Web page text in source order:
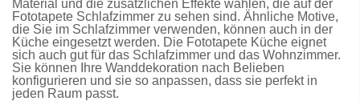
Material und die zusätzlichen Effekte wählen, die auf der
Fototapete Schlafzimmer zu sehen sind. Ähnliche Motive,
die Sie im Schlafzimmer verwenden, können auch in der
Küche eingesetzt werden. Die Fototapete Küche eignet
sich auch gut für das Schlafzimmer und das Wohnzimmer.
Sie können Ihre Wanddekoration nach Belieben
konfigurieren und sie so anpassen, dass sie perfekt in
jeden Raum passt.